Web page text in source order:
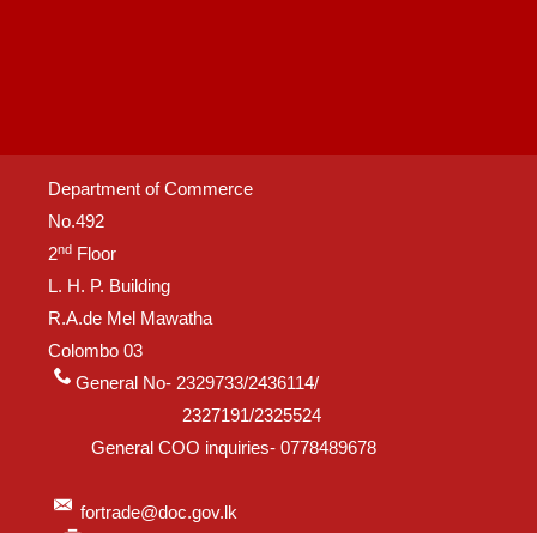
Department of Commerce
No.492
2nd Floor
L. H. P. Building
R.A.de Mel Mawatha
Colombo 03
General No- 2329733/2436114/
2327191/2325524
General COO inquiries- 0778489678
fortrade@doc.gov.lk